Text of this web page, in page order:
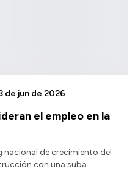
el empleo en la
de jun de 2026
nacional de crecimiento del
con una suba